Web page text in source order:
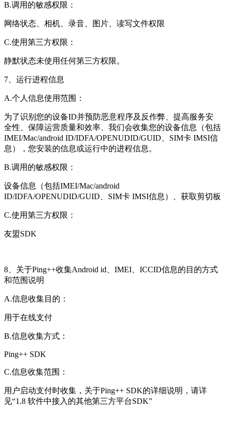
B.调用的敏感权限：
网络状态、相机、录音、图片、读写文件权限
C.使用第三方权限：
静默状态未使用任何第三方权限。
7、运行进程信息
A.个人信息使用范围：
为了识别您的设备ID并预防恶意程序及反作弊、提高服务安
全性、保障运营质量和效率、我们会收集您的设备信息（包括
IMEI/Mac/android ID/IDFA/OPENUDID/GUID、SIM卡 IMSI信
息），您安装的信息或运行中的进程信息。
B.调用的敏感权限：
设备信息（包括IMEI/Mac/android
ID/IDFA/OPENUDID/GUID、SIM卡 IMSI信息）、获取剪切板
C.使用第三方权限：
友盟SDK
8、关于Ping++收集Android id、IMEI、ICCID信息的目的方式
和范围说明
A.信息收集目的：
用于在线支付
B.信息收集方式：
Ping++ SDK
C.信息收集范围：
用户启动支付时收集，关于Ping++ SDK的详细说明，请详
见“1.8 软件中接入的其他第三方平台SDK”